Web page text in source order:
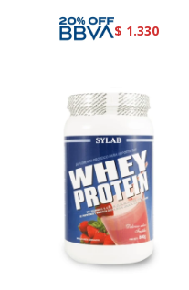
$ 1.330